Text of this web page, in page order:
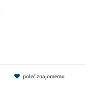
poleć znajomemu